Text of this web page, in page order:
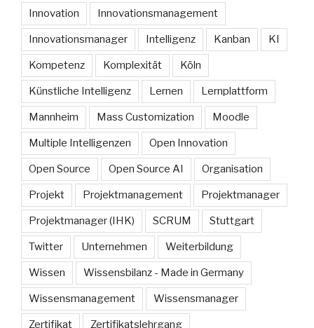
Innovation Innovationsmanagement
Innovationsmanager Intelligenz Kanban KI
Kompetenz Komplexität Köln
Künstliche Intelligenz Lernen Lernplattform
Mannheim Mass Customization Moodle
Multiple Intelligenzen Open Innovation
Open Source Open Source AI Organisation
Projekt Projektmanagement Projektmanager
Projektmanager (IHK) SCRUM Stuttgart
Twitter Unternehmen Weiterbildung
Wissen Wissensbilanz - Made in Germany
Wissensmanagement Wissensmanager
Zertifikat Zertifikatslehrgang